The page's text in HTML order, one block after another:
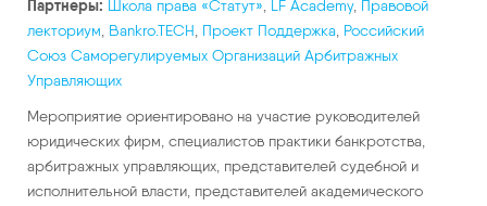
Партнеры: Школа права «Статут» LF Academy, Правовой
лекториум Bankro.TECH Проект Поддержка Российский
Союз Саморегулируемых Организаций Арбитражных
Управляющих
Мероприятие ориентировано на участие руководителей
юридических фирм, специалистов практики банкротства,
арбитражных управляющих, представителей судебной и
исполнительной власти, представителей академического